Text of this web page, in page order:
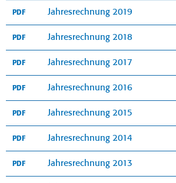
PDF Jahresrechnung 2019
PDF Jahresrechnung 2018
PDF Jahresrechnung 2017
PDF Jahresrechnung 2016
PDF Jahresrechnung 2015
PDF Jahresrechnung 2014
PDF Jahresrechnung 2013